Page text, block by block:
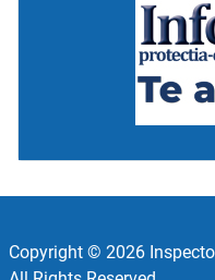
Copyright © 2026